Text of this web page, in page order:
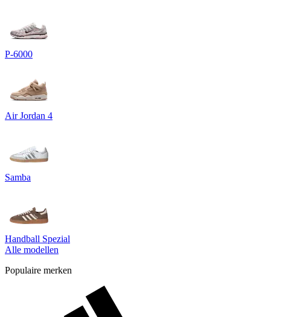
P-6000
Air Jordan 4
Samba
Handball Spezial
Alle modellen
Populaire merken